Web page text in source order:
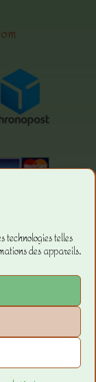
technologies telles
des appareils.
de
droits